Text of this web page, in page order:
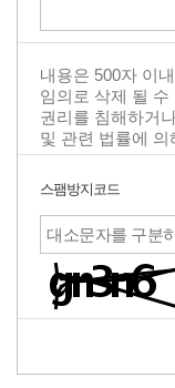
스팸방지코드